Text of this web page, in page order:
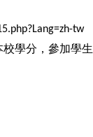
tw
學分，參加學